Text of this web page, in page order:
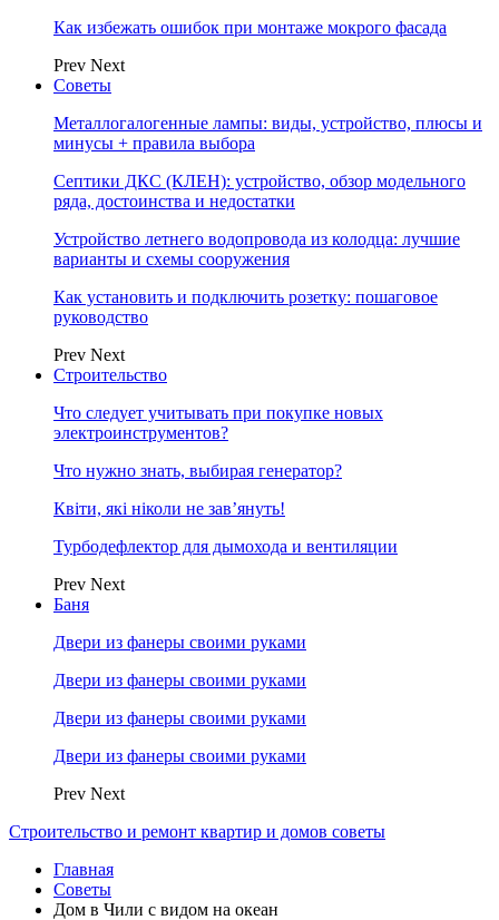
Как избежать ошибок при монтаже мокрого фасада
Prev Next
Советы
Металлогалогенные лампы: виды, устройство, плюсы и
минусы + правила выбора
Септики ДКС (КЛЕН): устройство, обзор модельного
ряда, достоинства и недостатки
Устройство летнего водопровода из колодца: лучшие
варианты и схемы сооружения
Как установить и подключить розетку: пошаговое
руководство
Prev Next
Строительство
Что следует учитывать при покупке новых
электроинструментов?
Что нужно знать, выбирая генератор?
Квіти, які ніколи не зав’януть!
Турбодефлектор для дымохода и вентиляции
Prev Next
Баня
Двери из фанеры своими руками
Двери из фанеры своими руками
Двери из фанеры своими руками
Двери из фанеры своими руками
Prev Next
Строительство и ремонт квартир и домов советы
Главная
Советы
Дом в Чили с видом на океан